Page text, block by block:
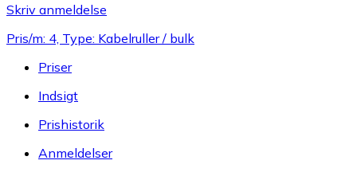
Skriv anmeldelse
Pris/m: 4, Type: Kabelruller / bulk
Priser
Indsigt
Prishistorik
Anmeldelser